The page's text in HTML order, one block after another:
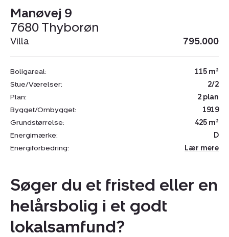
Manøvej 9
7680 Thyborøn
Villa 795.000
Boligareal:
115 m²
Stue/Værelser:
2/2
Plan:
2 plan
Bygget/Ombygget:
1919
Grundstørrelse:
425 m²
Energimærke:
D
Energiforbedring:
Lær mere
Søger du et fristed eller en
helårsbolig i et godt
lokalsamfund?